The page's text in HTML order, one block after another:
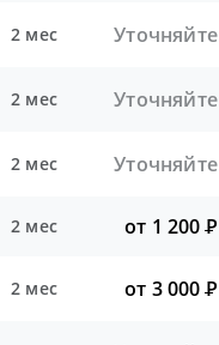
2 мес Уточняйте
2 мес Уточняйте
2 мес Уточняйте
2 мес от 1 200Р
2 мес от 3 000Р